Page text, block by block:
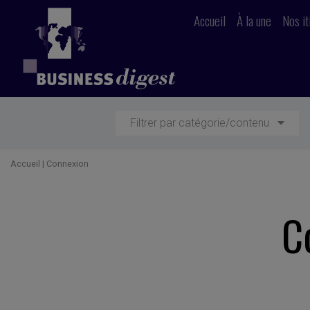
Accueil À la une Nos
Filtrer par catégorie/contenu
Accueil | Connexion